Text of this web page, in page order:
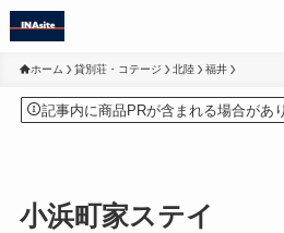
ホーム 貸別荘・コテージ 北陸 福井
記事内に商品PRが含まれる場合があ
小浜町家ステイ